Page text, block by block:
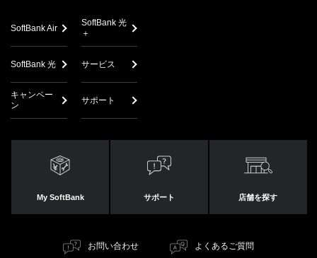
SoftBank Air
SoftBank 光
＋
SoftBank 光 サービス
キャンペー
ン
サポート
My SoftBank サポート 店舗を探す
お問い合わせ よくあるご質問